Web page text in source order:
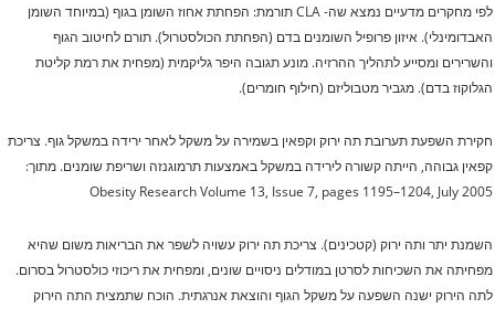
לפי מחקרים מדעיים נמצא שה- CLA תורמת:
הפחתת אחוז השומן בגוף (במיוחד השומן
האבדומינלי). איזון פרופיל השומנים בדם (הפחתת הכולסטרול). תורם לחיטוב הגוף
והשרירים ומסייע לתהליך ההרזיה. מונע תגובה היפר גליקמית (מפחית את רמת קליטת
הגלוקוז בדם). מגביר מטבוליזם (חילוף חומרים).
חקירת השפעת תערובת תה ירוק וקפאין בשמירה על משקל לאחר ירידה במשקל גוף. צריכת
קפאין גבוהה, הייתה קשורה לירידה במשקל באמצעות תרמוגנזה ושריפת שומנים. מתוך:
Obesity Research Volume 13, Issue 7, pages 1195–1204, July 2005
השמנת יתר ותה ירוק (קטכינים). צריכת תה ירוק עשויה לשפר את הבריאות משום שהיא
מפחיתה את השכיחות לסרטן במודלים ניסויים שונים, ומפחית את ריכוזי כולסטרול בסרום.
לתה הירוק ישנה השפעה על משקל הגוף והוצאת אנרגתית. הוכח שתמצית התה הירוק